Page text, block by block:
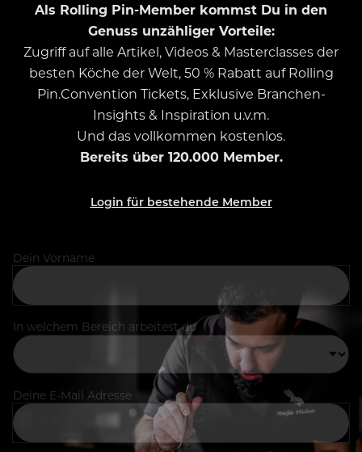
Als Rolling Pin-Member kommst Du in den
Genuss unzähliger Vorteile:
Zugriff auf alle Artikel, Videos & Masterclasses der
besten Köche der Welt, 50 % Rabatt auf Rolling
Pin.Convention Tickets, Exklusive Branchen-
Insights & Inspiration u.v.m.
Und das vollkommen kostenlos.
Bereits über 120.000 Member.
Login für bestehende Member
Dein Vorname
In welchem Bereich arbeitest du
Deine E-Mail Adresse